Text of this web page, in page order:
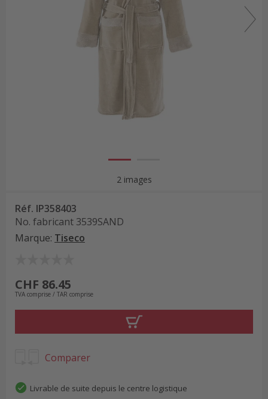
2 images
Réf. IP358403
No. fabricant 3539SAND
Marque: Tiseco
CHF 86.45
TVA comprise / TAR comprise
Comparer
Livrable de suite depuis le centre logistique